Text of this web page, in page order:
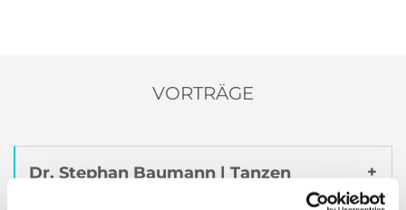
VORTRÄGE
Dr. Stephan Baumann | Tanzen
Chatbots heimlich Prompt-Tango?